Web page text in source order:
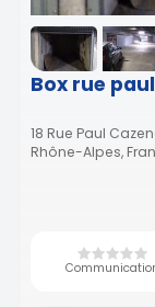
Box rue
18 Rue Paul
Rhône-Alpes,